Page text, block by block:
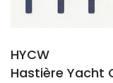
HYCW
Hastière Yacht